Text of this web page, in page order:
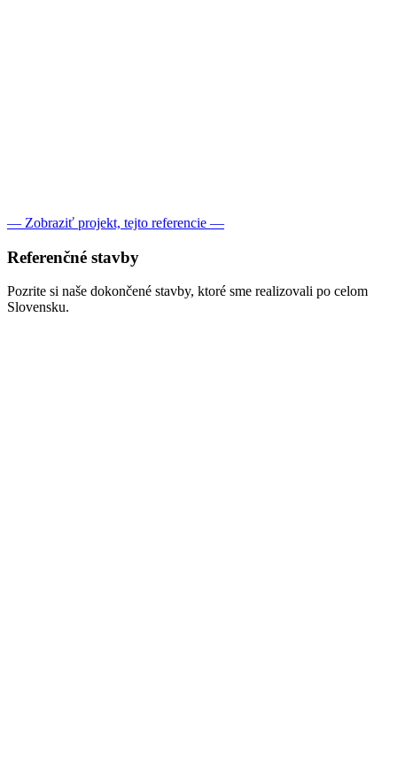
— Zobraziť projekt, tejto referencie —
Referenčné stavby
Pozrite si naše dokončené stavby, ktoré sme realizovali po celom
Slovensku.